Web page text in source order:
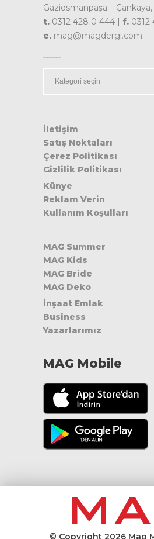
Gaziosmanpaşa –
t. 0312 428 0 444 | f. 0312
e. mag@magdergi.com
İletişim
Satış Noktaları
Çerez Politikası
Gizlilik Politikası
Künye
Reklam Verin
Kullanım Koşulları
MAG Summer
MAG Kids
MAG Bride
MAG Deko
İnşaat Emlak
Business
Yazarlarımız
MAG Mobile
© Copyright 2026 Mag